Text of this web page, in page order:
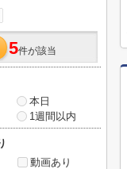
5件が該当
本日
1週間以内
動画あり